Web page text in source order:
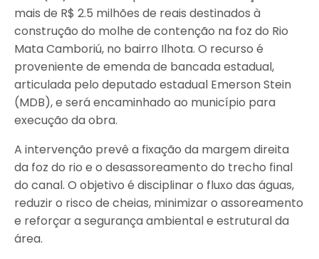
mais de R$ 2.5 milhões de reais destinados à
construção do molhe de contenção na foz do Rio
Mata Camboriú, no bairro Ilhota. O recurso é
proveniente de emenda de bancada estadual,
articulada pelo deputado estadual Emerson Stein
(MDB), e será encaminhado ao município para
execução da obra.
A intervenção prevê a fixação da margem direita
da foz do rio e o desassoreamento do trecho final
do canal. O objetivo é disciplinar o fluxo das águas,
reduzir o risco de cheias, minimizar o assoreamento
e reforçar a segurança ambiental e estrutural da
área.